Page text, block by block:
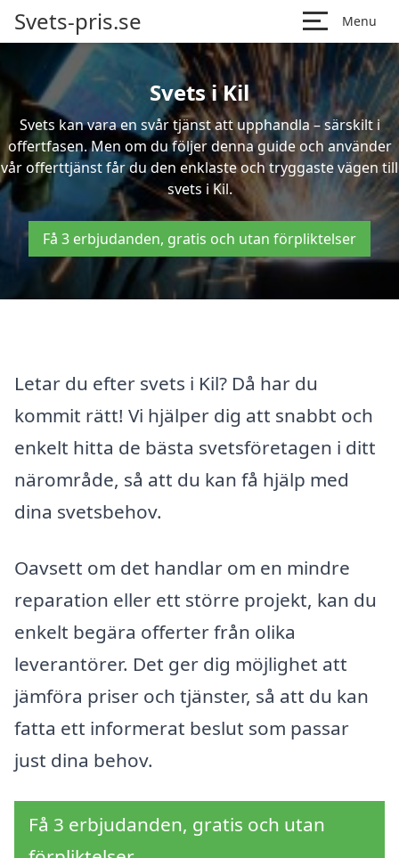
Svets-pris.se Menu
Svets i Kil
Svets kan vara en svår tjänst att upphandla – särskilt i
offertfasen. Men om du följer denna guide och använder
vår offerttjänst får du den enklaste och tryggaste vägen till
svets i Kil.
Få 3 erbjudanden, gratis och utan förpliktelser
Letar du efter svets i Kil? Då har du
kommit rätt! Vi hjälper dig att snabbt och
enkelt hitta de bästa svetsföretagen i ditt
närområde, så att du kan få hjälp med
dina svetsbehov.
Oavsett om det handlar om en mindre
reparation eller ett större projekt, kan du
enkelt begära offerter från olika
leverantörer. Det ger dig möjlighet att
jämföra priser och tjänster, så att du kan
fatta ett informerat beslut som passar
just dina behov.
Få 3 erbjudanden, gratis och utan